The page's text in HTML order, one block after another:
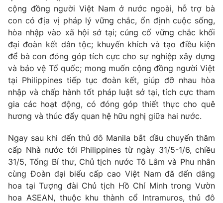
cộng đồng người Việt Nam ở nước ngoài, hỗ trợ bà
con có địa vị pháp lý vững chắc, ổn định cuộc sống,
hòa nhập vào xã hội sở tại; củng cố vững chắc khối
đại đoàn kết dân tộc; khuyến khích và tạo điều kiện
để bà con đóng góp tích cực cho sự nghiệp xây dựng
và bảo vệ Tổ quốc; mong muốn cộng đồng người Việt
tại Philippines tiếp tục đoàn kết, giúp đỡ nhau hòa
nhập và chấp hành tốt pháp luật sở tại, tích cực tham
gia các hoạt động, có đóng góp thiết thực cho quê
hương và thúc đẩy quan hệ hữu nghị giữa hai nước.
Ngay sau khi đến thủ đô Manila bắt đầu chuyến thăm
cấp Nhà nước tới Philippines từ ngày 31/5-1/6, chiều
31/5, Tổng Bí thư, Chủ tịch nước Tô Lâm và Phu nhân
cùng Đoàn đại biểu cấp cao Việt Nam đã đến dâng
hoa tại Tượng đài Chủ tịch Hồ Chí Minh trong Vườn
hoa ASEAN, thuộc khu thành cổ Intramuros, thủ đô